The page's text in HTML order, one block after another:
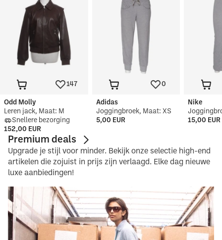
147
Odd Molly
Leren jack, Maat: M
Snellere bezorging
152,00 EUR
0
Adidas
Joggingbroek, Maat: XS
5,00 EUR
Nike
15,00 EUR
Premium deals
Upgrade je stijl voor minder. Bekijk onze selectie high-end
artikelen die zojuist in prijs zijn verlaagd. Elke dag nieuwe
luxe aanbiedingen!